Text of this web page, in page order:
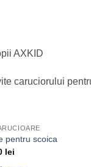
AXKID
caruciorului
pentru scoica
lei